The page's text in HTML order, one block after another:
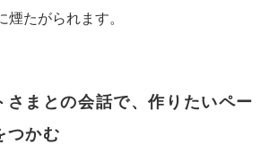
煙たがられます。
さまとの会話で、作りたいペー
つかむ